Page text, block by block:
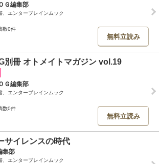
Ｇ編集部
、エンターブレインムック
数0件
無料立読み
別冊 オトメイトマガジン vol.19
Ｇ編集部
、エンターブレインムック
数0件
無料立読み
サイレンスの時代
集部
、エンターブレインムック